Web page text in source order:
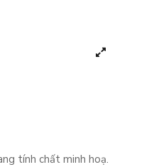
tính chất minh hoạ.